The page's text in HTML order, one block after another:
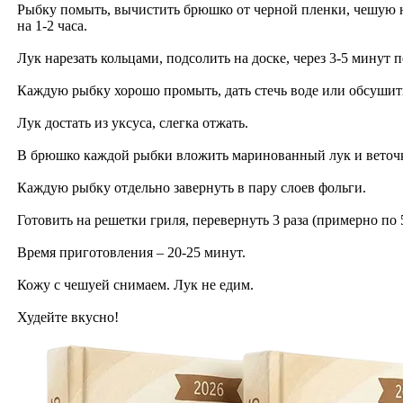
Рыбку помыть, вычистить брюшко от черной пленки, чешую
на 1-2 часа.
Лук нарезать кольцами, подсолить на доске, через 3-5
Каждую рыбку хорошо промыть, дать стечь воде или
Лук достать из уксуса, слегка отжать.
В брюшко каждой рыбки вложить маринованный лук и
Каждую рыбку отдельно завернуть в пару слоев фольги.
Готовить на решетки гриля, перевернуть 3 раза (примерно
Время приготовления – 20-25 минут.
Кожу с чешуей снимаем. Лук не едим.
Худейте вкусно!